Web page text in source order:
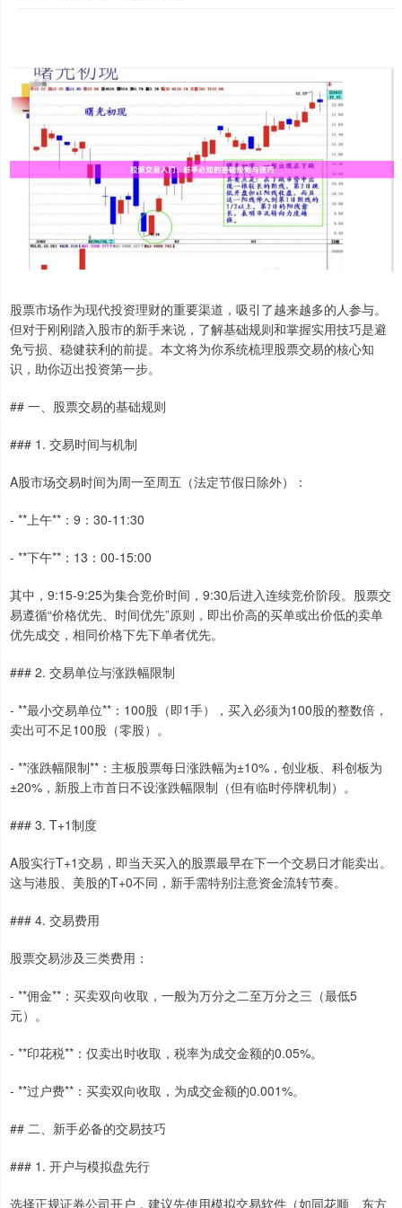
股票市场作为现代投资理财的重要渠道，吸引了越来越多的人参与。
但对于刚刚踏入股市的新手来说，了解基础规则和掌握实用技巧是避
免亏损、稳健获利的前提。本文将为你系统梳理股票交易的核心知
识，助你迈出投资第一步。
## 一、股票交易的基础规则
### 1. 交易时间与机制
A股市场交易时间为周一至周五（法定节假日除外）：
- **上午**：9：30-11:30
- **下午**：13：00-15:00
其中，9:15-9:25为集合竞价时间，9:30后进入连续竞价阶段。股票交
易遵循“价格优先、时间优先”原则，即出价高的买单或出价低的卖单
优先成交，相同价格下先下单者优先。
### 2. 交易单位与涨跌幅限制
- **最小交易单位**：100股（即1手），买入必须为100股的整数倍，
卖出可不足100股（零股）。
- **涨跌幅限制**：主板股票每日涨跌幅为±10%，创业板、科创板为
±20%，新股上市首日不设涨跌幅限制（但有临时停牌机制）。
### 3. T+1制度
A股实行T+1交易，即当天买入的股票最早在下一个交易日才能卖出。
这与港股、美股的T+0不同，新手需特别注意资金流转节奏。
### 4. 交易费用
股票交易涉及三类费用：
- **佣金**：买卖双向收取，一般为万分之二至万分之三（最低5
元）。
- **印花税**：仅卖出时收取，税率为成交金额的0.05%。
- **过户费**：买卖双向收取，为成交金额的0.001%。
## 二、新手必备的交易技巧
### 1. 开户与模拟盘先行
选择正规证券公司开户，建议先使用模拟交易软件（如同花顺、东方